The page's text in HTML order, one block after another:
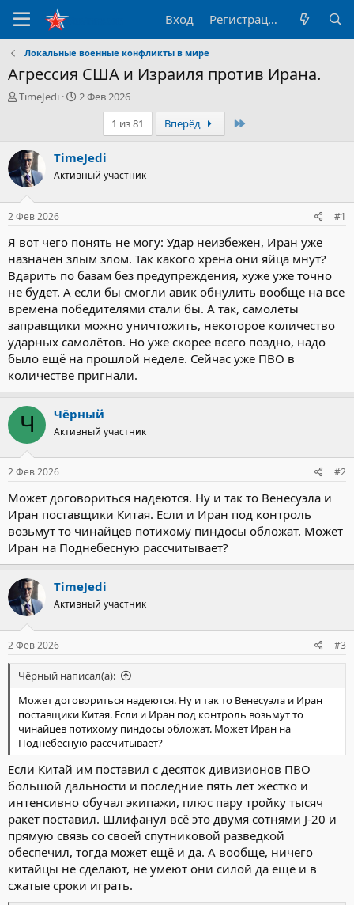
Вход Регистрация
Локальные военные конфликты в мире
Агрессия США и Израиля против Ирана.
А
р
т
е
м
ы
TimeJedi
Д
н
а
ч
2 Фев 2026
1 из 81
Вперёд
TimeJedi
Активный участник
2 Фев 2026 #1
Я вот чего понять не могу: Удар неизбежен, Иран уже
назначен злым злом. Так какого хрена они яйца мнут?
Вдарить по базам без предупреждения, хуже уже точно
не будет. А если бы смогли авик обнулить вообще на все
времена победителями стали бы. А так, самолёты
заправщики можно уничтожить, некоторое количество
ударных самолётов. Но уже скорее всего поздно, надо
было ещё на прошлой неделе. Сейчас уже ПВО в
количестве пригнали.
Ч Чёрный
Активный участник
2 Фев 2026 #2
Может договориться надеются. Ну и так то Венесуэла и
Иран поставщики Китая. Если и Иран под контроль
возьмут то чинайцев потихому пиндосы обложат. Может
Иран на Поднебесную рассчитывает?
TimeJedi
Активный участник
2 Фев 2026 #3
Чёрный написал(а):
Может договориться надеются. Ну и так то Венесуэла и Иран
поставщики Китая. Если и Иран под контроль возьмут то
чинайцев потихому пиндосы обложат. Может Иран на
Поднебесную рассчитывает?
Если Китай им поставил с десяток дивизионов ПВО
большой дальности и последние пять лет жёстко и
интенсивно обучал экипажи, плюс пару тройку тысяч
ракет поставил. Шлифанул всё это двумя сотнями J-20 и
прямую связь со своей спутниковой разведкой
обеспечил, тогда может ещё и да. А вообще, ничего
китайцы не сделают, не умеют они силой да ещё и в
сжатые сроки играть.